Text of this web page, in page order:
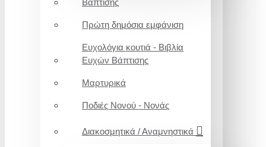
Βάπτισης
Πρώτη δημόσια εμφάνιση
Ευχολόγια κουτιά - Βιβλία
Ευχών Βάπτισης
Μαρτυρικά
Ποδιές Νονού - Νονάς
Διακοσμητικά / Αναμνηστικά